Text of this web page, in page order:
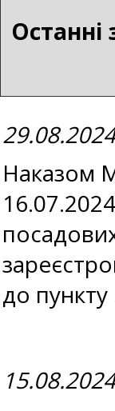
Останні
29.08.2024
Наказом
до
15.08.2024